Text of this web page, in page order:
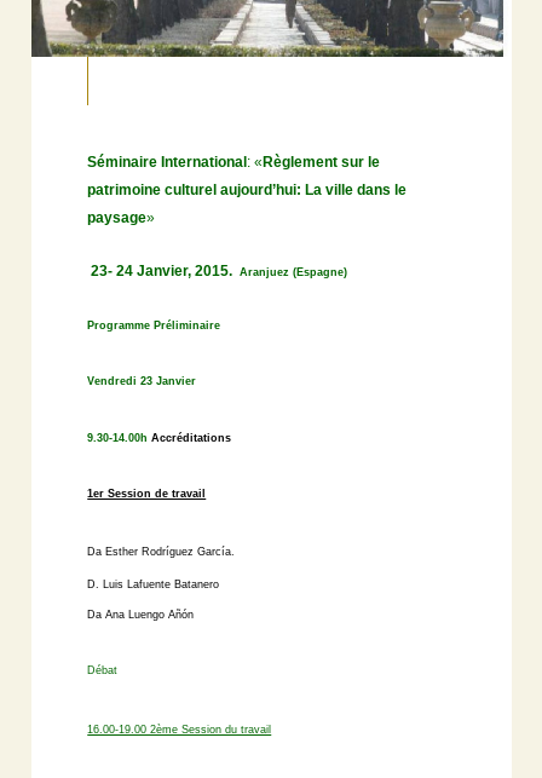
Séminaire International: «Règlement sur ​​le
patrimoine culturel aujourd’hui: La ville dans le
paysage»
23- 24 Janvier, 2015. Aranjuez (Espagne)
Programme Préliminaire
Vendredi 23 Janvier
9.30-14.00hAccréditations
1er Session de travail
Da Esther Rodríguez García.
D. Luis Lafuente Batanero
Da Ana Luengo Añón
Débat
16.00-19.00 2ème Session du travail